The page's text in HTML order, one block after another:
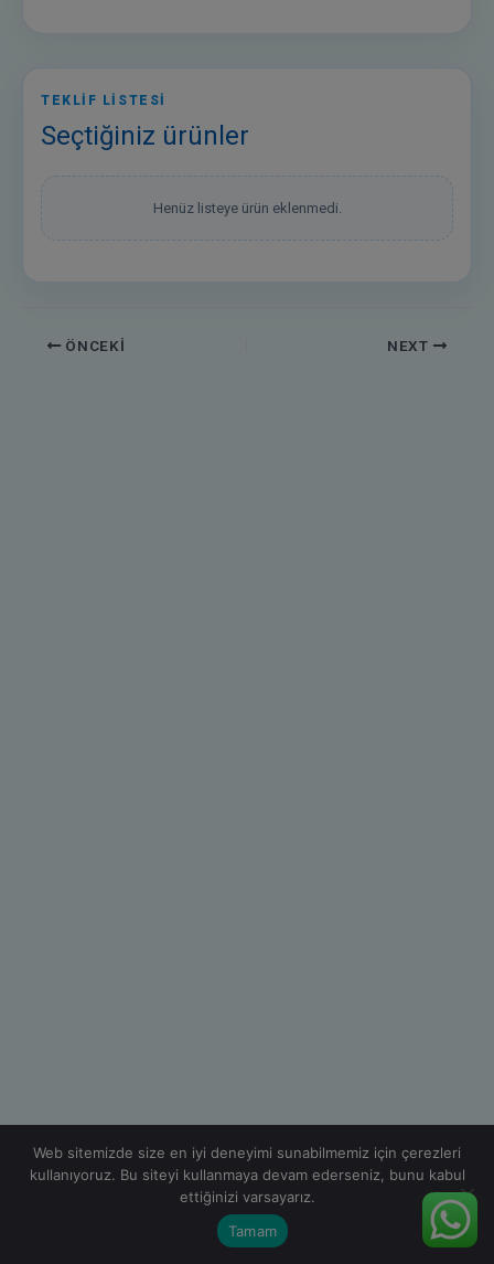
TEKLİF LİSTESİ
Seçtiğiniz ürünler
Henüz listeye ürün eklenmedi.
ÖNCEKI NEXT
Web sitemizde size en iyi deneyimi sunabilmemiz için çerezleri
kullanıyoruz. Bu siteyi kullanmaya devam ederseniz, bunu kabul
ettiğinizi varsayarız.
Tamam